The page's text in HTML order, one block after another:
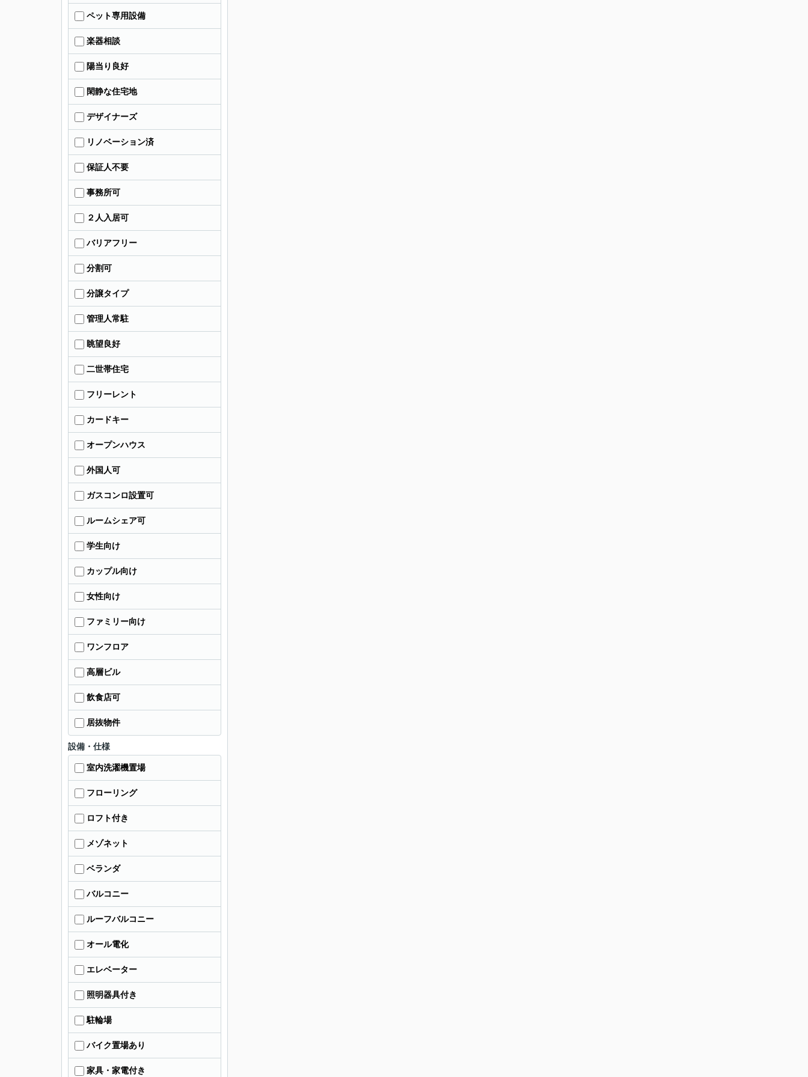
ペット専用設備
楽器相談
陽当り良好
閑静な住宅地
デザイナーズ
リノベーション済
保証人不要
事務所可
２人入居可
バリアフリー
分割可
分譲タイプ
管理人常駐
眺望良好
二世帯住宅
フリーレント
カードキー
オープンハウス
外国人可
ガスコンロ設置可
ルームシェア可
学生向け
カップル向け
女性向け
ファミリー向け
ワンフロア
高層ビル
飲食店可
居抜物件
設備・仕様
室内洗濯機置場
フローリング
ロフト付き
メゾネット
ベランダ
バルコニー
ルーフバルコニー
オール電化
エレベーター
照明器具付き
駐輪場
バイク置場あり
家具・家電付き